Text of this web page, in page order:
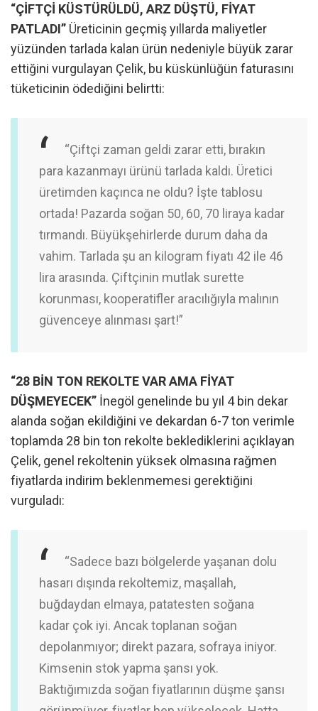
“ÇİFTÇİ KÜSTÜRÜLDÜ, ARZ DÜŞTÜ, FİYAT
PATLADI” Üreticinin geçmiş yıllarda maliyetler
yüzünden tarlada kalan ürün nedeniyle büyük zarar
ettiğini vurgulayan Çelik, bu küskünlüğün faturasını
tüketicinin ödediğini belirtti:
“Çiftçi zaman geldi zarar etti, bırakın
para kazanmayı ürünü tarlada kaldı. Üretici
üretimden kaçınca ne oldu? İşte tablosu
ortada! Pazarda soğan 50, 60, 70 liraya kadar
tırmandı. Büyükşehirlerde durum daha da
vahim. Tarlada şu an kilogram fiyatı 42 ile 46
lira arasında. Çiftçinin mutlak surette
korunması, kooperatifler aracılığıyla malının
güvenceye alınması şart!”
“28 BİN TON REKOLTE VAR AMA FİYAT
DÜŞMEYECEK” İnegöl genelinde bu yıl 4 bin dekar
alanda soğan ekildiğini ve dekardan 6-7 ton verimle
toplamda 28 bin ton rekolte beklediklerini açıklayan
Çelik, genel rekoltenin yüksek olmasına rağmen
fiyatlarda indirim beklenmemesi gerektiğini
vurguladı:
“Sadece bazı bölgelerde yaşanan dolu
hasarı dışında rekoltemiz, maşallah,
buğdaydan elmaya, patatesten soğana
kadar çok iyi. Ancak toplanan soğan
depolanmıyor; direkt pazara, sofraya iniyor.
Kimsenin stok yapma şansı yok.
Baktığımızda soğan fiyatlarının düşme şansı